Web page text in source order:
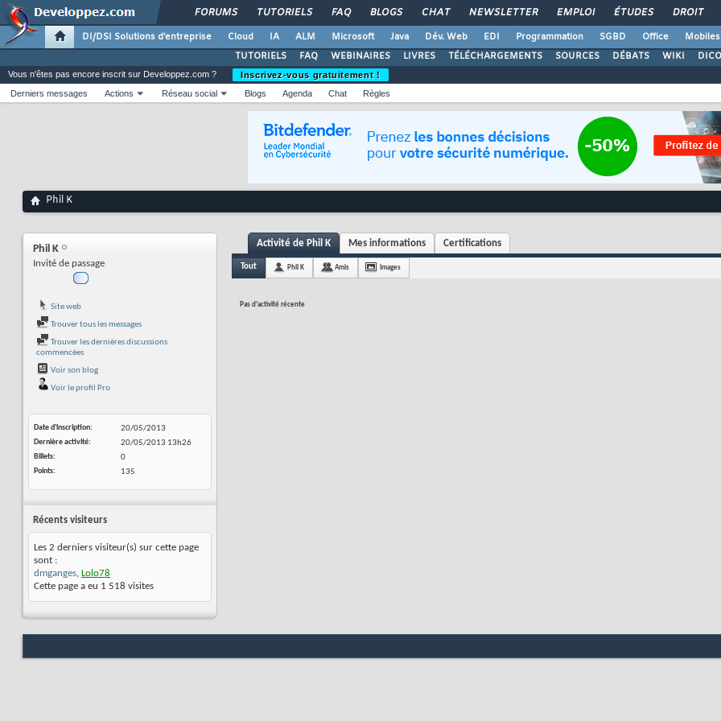
FORUMS TUTORIELS FAQ BLOGS CHAT NEWSLETTER EMPLOI ÉTUDES DROIT
DI/DSI Solutions d'entreprise Cloud IA ALM Microsoft Java Dév. Web EDI Programmation SGBD Office Mobiles
TUTORIELS
FAQ WEBINAIRES LIVRES TÉLÉCHARGEMENTS SOURCES DÉBATS WIKI DICO
Vous n'êtes pas encore inscrit sur Developpez.com ?
Inscrivez-vous gratuitement !
Derniers messages
Actions Réseau social Blogs Agenda Chat Règles
Phil K
Phil K
Invité de passage
Site web
Trouver tous les messages
Trouver les dernières discussions
commencées
Voir son blog
Voir le profil Pro
Date d'inscription
20/05/2013
Dernière activité
20/05/2013 13h26
Billets
0
Points
135
Récents visiteurs
Les 2 derniers visiteur(s) sur cette page
sont :
dmganges, Lolo78
Cette page a eu 1 518 visites
Activité de Phil K Mes informations Certifications
Tout Phil K Amis Images
Pas d'activité récente